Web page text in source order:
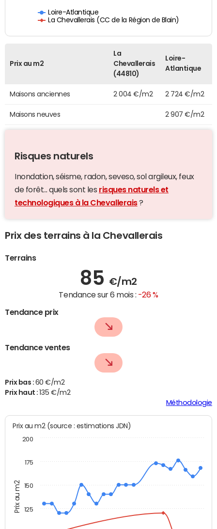
Loire-Atlantique
La Chevallerais (CC de la Région de Blain)
Prix au m2
La
Chevallerais
(44810)
Loire-
Atlantique
Maisons anciennes 2 004 €/m2 2 724 €/m2
Maisons neuves 2 907 €/m2
Risques naturels
Inondation, séisme, radon, seveso, sol argileux, feux
de forêt... quels sont les risques naturels et
technologiques à la Chevallerais?
Prix des terrains à la Chevallerais
Terrains
85 €/m2
Tendance sur 6 mois : -26 %
Tendance prix
Tendance ventes
Prix bas : 60 €/m2
Prix haut : 135 €/m2
Méthodologie
Prix au m2
Prix au m2 (source : estimations JDN)
125
150
175
200